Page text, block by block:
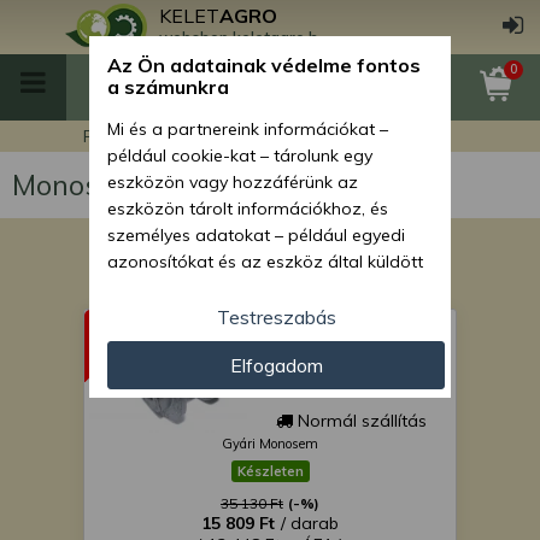
KELETAGRO
webshop.keletagro.hu
0
Főoldal Monosem NC vetőgép
Monosem NC vetőgép
adagolócsiga bal,
microsem
Normál szállítás
Gyári Monosem
Készleten
35 130 Ft (-%)
15 809 Ft / darab
Az Ön adatainak védelme fontos
a számunkra
Mi és a partnereink információkat –
például cookie-kat – tárolunk egy
eszközön vagy hozzáférünk az
eszközön tárolt információkhoz, és
személyes adatokat – például egyedi
azonosítókat és az eszköz által küldött
személyre szabott hirdetések és
tartalom nyújtásához, hirdetés- és
tartalomméréshez, nézettségi adatok
gyűjtéséhez, valamint termékek
kifejlesztéséhez és a termékek
javításához. Az Ön engedélyével mi és a
partnereink eszközleolvasásos
módszerrel szerzett pontos geolokációs
adatokat és azonosítási információkat
Testreszabás
Elfogadom